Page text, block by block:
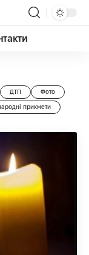
ДТП Фото
прикмети